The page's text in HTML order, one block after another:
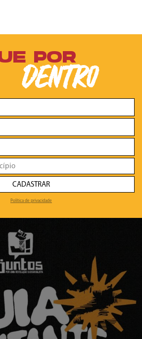
POR
DENTRO
CADASTRAR
Política de privacidade